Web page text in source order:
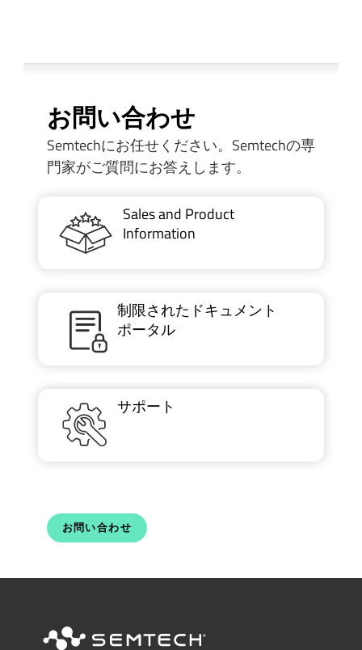
お問い合わせ
Semtechにお任せください。Semtechの専
門家がご質問にお答えします。
Sales and Product
Information
制限されたドキュメント
ポータル
サポート
お問い合わせ